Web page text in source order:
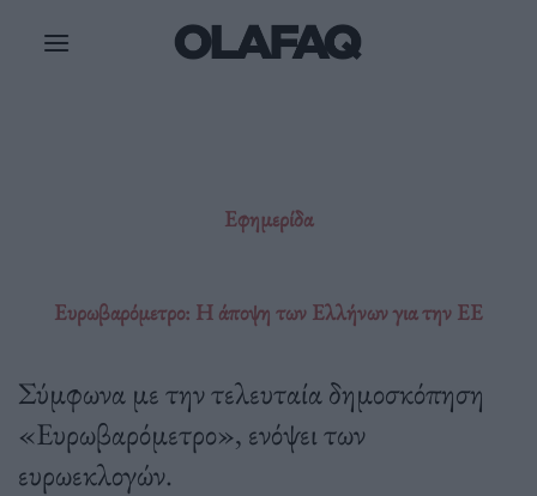
Εφημερίδα
Ευρωβαρόμετρο: Η άποψη των Ελλήνων για την ΕΕ
Σύμφωνα με την τελευταία δημοσκόπηση
«Ευρωβαρόμετρο», ενόψει των
ευρωεκλογών.